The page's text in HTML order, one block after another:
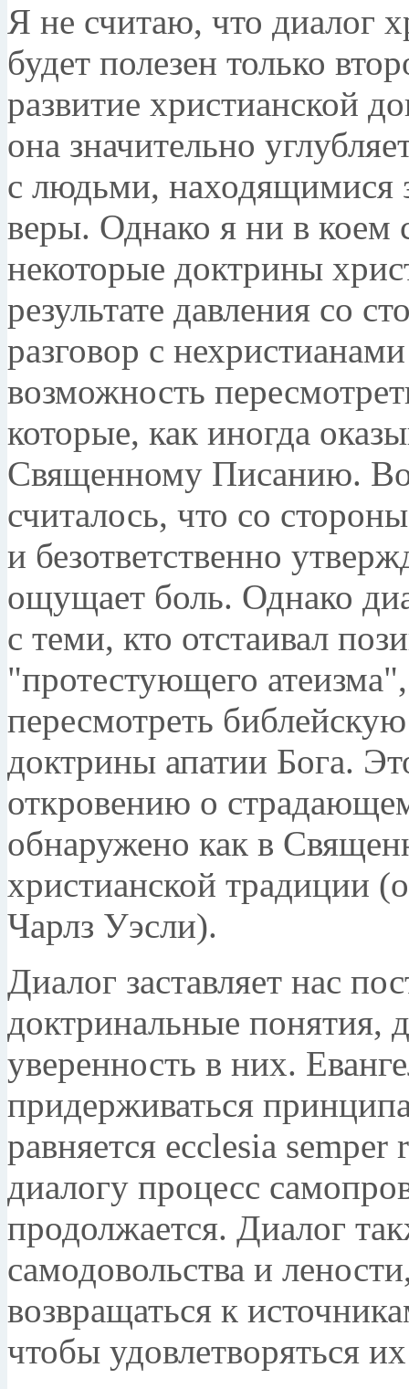
Я не считаю, что диалог
будет полезен только
развитие христианской
она значительно
с людьми, находящимися
веры. Однако я ни в коем
некоторые доктрины
результате давления со
разговор с
возможность
которые, как иногда
Священному Писанию.
считалось, что со
и безответственно
ощущает боль. Однако
с теми, кто отстаивал
"протестующего
пересмотреть
доктрины апатии Бога.
откровению о
обнаружено как в
христианской традиции
Чарлз Уэсли).
Диалог заставляет нас
доктринальные понятия,
уверенность в них.
придерживаться
равняется ecclesia
диалогу процесс
продолжается. Диалог
самодовольства и
возвращаться к
чтобы удовлетворяться